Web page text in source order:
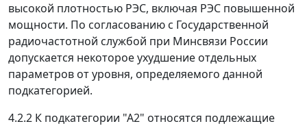
высокой плотностью РЭС, включая РЭС повышенной
мощности. По согласованию с Государственной
радиочастотной службой при Минсвязи России
допускается некоторое ухудшение отдельных
параметров от уровня, определяемого данной
подкатегорией.
4.2.2 К подкатегории "А2" относятся подлежащие